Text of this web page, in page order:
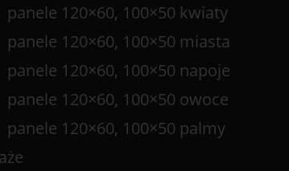
panele 120×60, 100×50 kwiaty
panele 120×60, 100×50 miasta
panele 120×60, 100×50 napoje
panele 120×60, 100×50 owoce
panele 120×60, 100×50 palmy